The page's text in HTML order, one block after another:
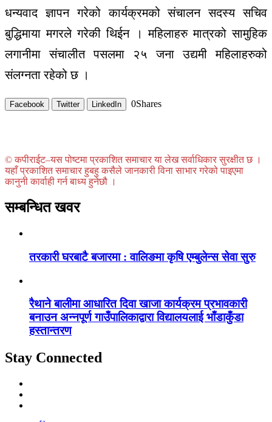
धन्यवाद ज्ञापन गरेको कार्यक्रमको संचालन सदस्य सचिव
बुद्धिमाया मगरले गरेकी थिईन । महिलाहरु मात्रको सामुहिक
लगानीमा संचालीत पसलमा २५ जना उद्यमी महिलाहरुको
संलग्नता रहेको छ ।
Facebook Twitter LinkedIn 0Shares
© कपीराईट–यस पोष्टमा प्रकाशित समाचार या लेख सर्वाधिकार सुरक्षीत छ ।
यहाँ प्रकाशित समाचार हुबहु कसैले जानकारी विना साभार गरेको पाइएमा
कानुनी कार्वाही गर्न बाध्य हुनेछौ ।
सम्बन्धित खवर
तरकारी घरबाटै बजारमा : वालिङमा कृषि एम्बुलेन्स सेवा सुरु
रैथाने बालीमा आधारित दिवा खाजा कार्यक्रम प्रभावकारी
बनाउन अन्नपूर्ण गाउँपालिकाद्वारा विद्यालयलाई भाँडाकुँडा
हस्तान्तरण
Stay Connected